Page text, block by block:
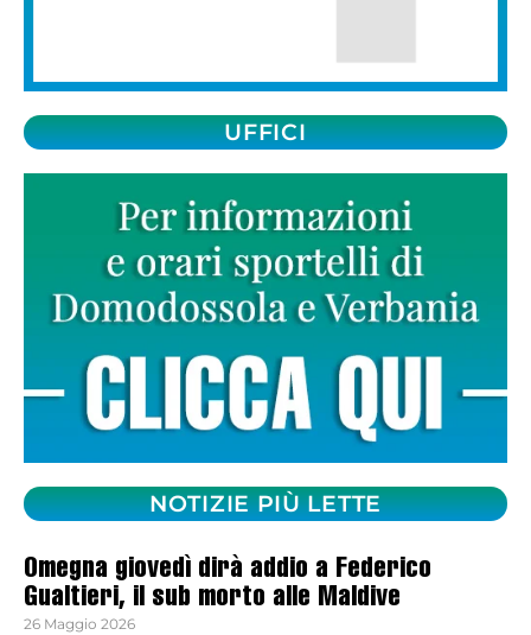
UFFICI
NOTIZIE PIÙ LETTE
Omegna giovedì dirà addio a Federico
Gualtieri, il sub morto alle Maldive
26 Maggio 2026